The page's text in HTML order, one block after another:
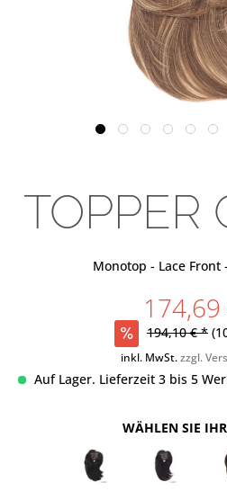
TOPPER
Monotop - Lace
194,10 € *
inkl. MwSt.zzgl.
Auf Lager. Lieferzeit 3 bis 5
WÄHLEN SIE